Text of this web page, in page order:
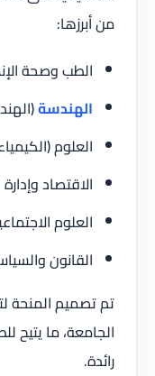
من أبرزها:
الطب وصحة
الهندسة
العلوم
الاقتصاد
العلوم
القانون
تم تصميم المنحة
الجامعة، ما يتيح
رائدة.